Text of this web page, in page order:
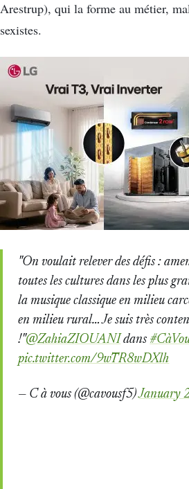
Arestrup), qui la forme au métier,
sexistes.
"On voulait relever des défis :
toutes les cultures dans les plus
la musique classique en milieu
en milieu rural… Je suis très
!"@ZahiaZIOUANI dans
pic.twitter.com/9wTR8wDXlh
— C à vous (@cavousf5)January